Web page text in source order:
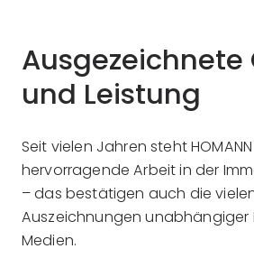
und Leistung
Seit vielen Jahren steht HOMANN
hervorragende Arbeit in der
– das bestätigen auch die
Auszeichnungen unabhängiger
Medien.